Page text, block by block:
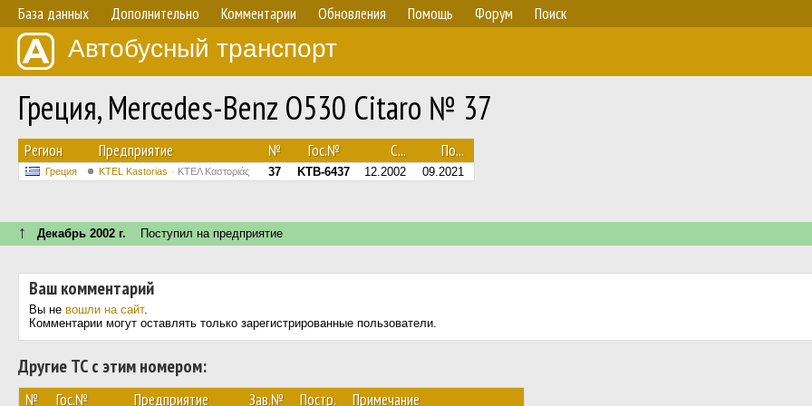
База данных Дополнительно Комментарии Обновления Помощь Форум Поиск
Автобусный транспорт
Греция, Mercedes-Benz O530 Citaro № 37
Регион Предприятие № Гос.№ С... По...
Греция KTEL Kastorias ΚΤΕΛ Καστοριάς 37 KTB-6437 12.2002 09.2021
↑ Декабрь 2002 г. Поступил на предприятие
Ваш комментарий
Вы не вошли на сайт.
Комментарии могут оставлять только зарегистрированные пользователи.
Другие ТС с этим номером:
№ Гос.№ Предприятие Зав.№ Постр. Примечание